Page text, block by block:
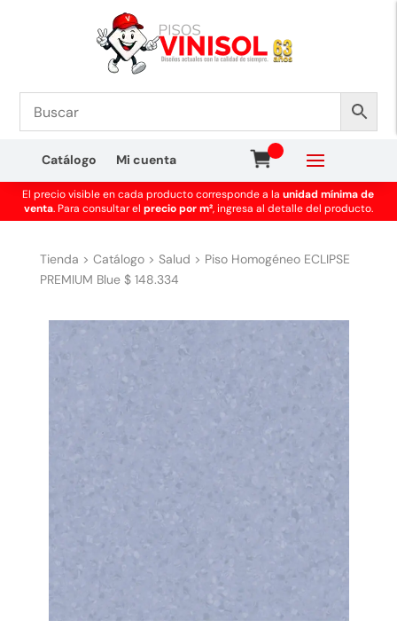
Catálogo Mi cuenta
El precio visible en cada producto corresponde a launidad mínima de
venta. Para consultar el precio por m², ingresa al detalle del producto.
Tienda > Catálogo> Salud > Piso Homogéneo ECLIPSE
PREMIUM Blue $ 148.334